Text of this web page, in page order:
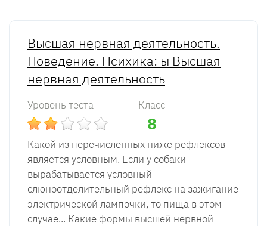
Высшая нервная деятельность.
Поведение. Психика: ы Высшая
нервная деятельность
Уровень теста Класс
8
Какой из перечисленных ниже рефлексов
является условным. Если у собаки
вырабатывается условный
слюноотделительный рефлекс на зажигание
электрической лампочки, то пища в этом
случае... Какие формы высшей нервной